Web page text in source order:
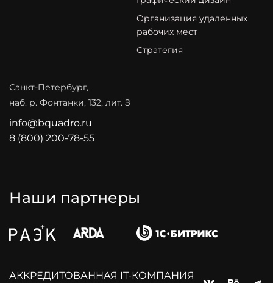
Санкт-Петербург,
наб. р. Фонтанки, 132, лит. З
info@bquadro.ru
8 (800) 200-78-55
Организация удаленных
рабочих мест
Стратегия
Наши партнеры
АККPЕДИТОВАННАЯ IT‑КОМПАНИЯ